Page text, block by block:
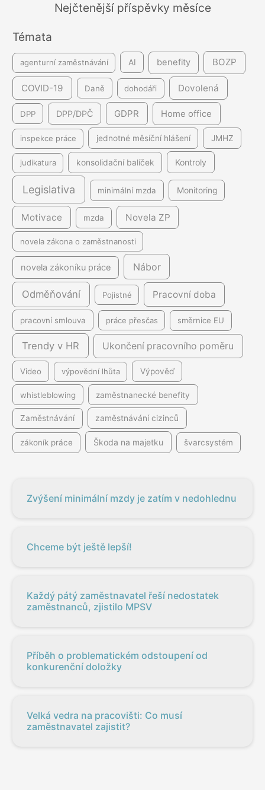
í
Nejčtenější příspěvky měsíce
Témata
agenturní zaměstnávání AI benefity BOZP
COVID-19 Daně dohodáři Dovolená
DPP DPP/DPČ GDPR Home office
inspekce práce jednotné měsíční hlášení JMHZ
judikatura konsolidační balíček Kontroly
Legislativa minimální mzda Monitoring
Motivace mzda Novela ZP
novela zákona o zaměstnanosti
novela zákoníku práce Nábor
Odměňování Pojistné Pracovní doba
pracovní smlouva práce přesčas směrnice EU
Trendy v HR Ukončení pracovního poměru
Video výpovědní lhůta Výpověď
whistleblowing zaměstnanecké benefity
Zaměstnávání zaměstnávání cizinců
zákoník práce Škoda na majetku švarcsystém
Zvýšení minimální mzdy je zatím v nedohlednu
Chceme být ještě lepší!
Každý pátý zaměstnavatel řeší nedostatek
zaměstnanců, zjistilo MPSV
Příběh o problematickém odstoupení od
konkurenční doložky
Velká vedra na pracovišti: Co musí
zaměstnavatel zajistit?